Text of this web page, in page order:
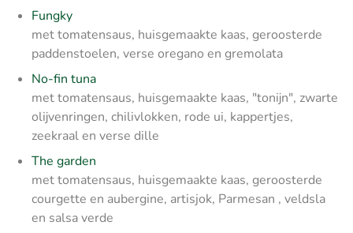
Fungky
met tomatensaus, huisgemaakte kaas, geroosterde
paddenstoelen, verse oregano en gremolata
No-fin tuna
met tomatensaus, huisgemaakte kaas, "tonijn", zwarte
olijvenringen, chilivlokken, rode ui, kappertjes,
zeekraal en verse dille
The garden
met tomatensaus, huisgemaakte kaas, geroosterde
courgette en aubergine, artisjok, Parmesan , veldsla
en salsa verde